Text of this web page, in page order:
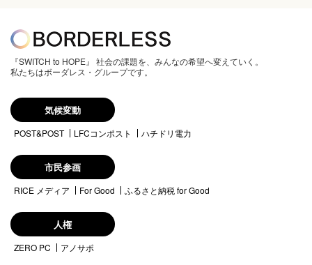
『SWITCH to HOPE』 社会の課題を、みんなの希望へ変えていく。
私たちはボーダレス・グループです。
気候変動
POST&POST LFCコンポスト ハチドリ電力
市民参画
RICE メディア For Good ふるさと納税 for Good
人権
ZERO PC アノサポ